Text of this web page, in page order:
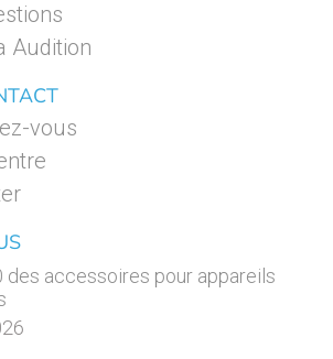
Audition
vous
des accessoires pour appareils